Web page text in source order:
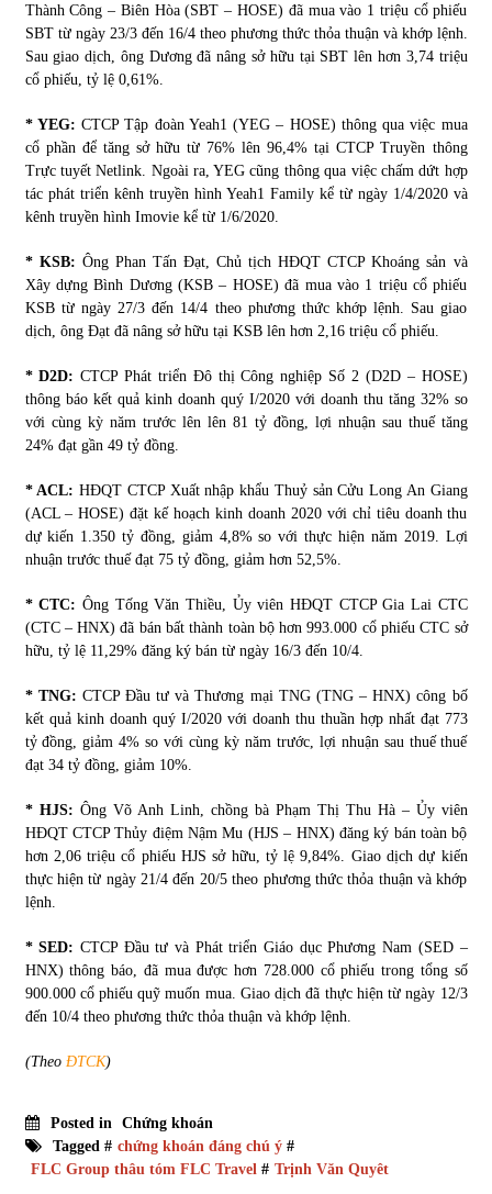
Thành Công – Biên Hòa (SBT – HOSE) đã mua vào 1 triệu cổ phiếu
SBT từ ngày 23/3 đến 16/4 theo phương thức thỏa thuận và khớp lệnh.
Sau giao dịch, ông Dương đã nâng sở hữu tại SBT lên hơn 3,74 triệu
cổ phiếu, tỷ lệ 0,61%.
* YEG: CTCP Tập đoàn Yeah1 (YEG – HOSE) thông qua việc mua
cổ phần để tăng sở hữu từ 76% lên 96,4% tại CTCP Truyền thông
Trực tuyết Netlink. Ngoài ra, YEG cũng thông qua việc chấm dứt hợp
tác phát triển kênh truyền hình Yeah1 Family kể từ ngày 1/4/2020 và
kênh truyền hình Imovie kể từ 1/6/2020.
* KSB: Ông Phan Tấn Đạt, Chủ tịch HĐQT CTCP Khoáng sản và
Xây dựng Bình Dương (KSB – HOSE) đã mua vào 1 triệu cổ phiếu
KSB từ ngày 27/3 đến 14/4 theo phương thức khớp lệnh. Sau giao
dịch, ông Đạt đã nâng sở hữu tại KSB lên hơn 2,16 triệu cổ phiếu.
* D2D:CTCP Phát triển Đô thị Công nghiệp Số 2 (D2D – HOSE)
thông báo kết quả kinh doanh quý I/2020 với doanh thu tăng 32% so
với cùng kỳ năm trước lên lên 81 tỷ đồng, lợi nhuận sau thuế tăng
24% đạt gần 49 tỷ đồng.
* ACL: HĐQT CTCP Xuất nhập khẩu Thuỷ sản Cửu Long An Giang
(ACL – HOSE) đặt kế hoạch kinh doanh 2020 với chỉ tiêu doanh thu
dự kiến 1.350 tỷ đồng, giảm 4,8% so với thực hiện năm 2019. Lợi
nhuận trước thuế đạt 75 tỷ đồng, giảm hơn 52,5%.
* CTC: Ông Tống Văn Thiều, Ủy viên HĐQT CTCP Gia Lai CTC
(CTC – HNX) đã bán bất thành toàn bộ hơn 993.000 cổ phiếu CTC sở
hữu, tỷ lệ 11,29% đăng ký bán từ ngày 16/3 đến 10/4.
* TNG: CTCP Đầu tư và Thương mại TNG (TNG – HNX) công bố
kết quả kinh doanh quý I/2020 với doanh thu thuần hợp nhất đạt 773
tỷ đồng, giảm 4% so với cùng kỳ năm trước, lợi nhuận sau thuế thuế
đạt 34 tỷ đồng, giảm 10%.
* HJS: Ông Võ Anh Linh, chồng bà Phạm Thị Thu Hà – Ủy viên
HĐQT CTCP Thủy điệm Nậm Mu (HJS – HNX) đăng ký bán toàn bộ
hơn 2,06 triệu cổ phiếu HJS sở hữu, tỷ lệ 9,84%. Giao dịch dự kiến
thực hiện từ ngày 21/4 đến 20/5 theo phương thức thỏa thuận và khớp
lệnh.
* SED: CTCP Đầu tư và Phát triển Giáo dục Phương Nam (SED –
HNX) thông báo, đã mua được hơn 728.000 cổ phiếu trong tổng số
900.000 cổ phiếu quỹ muốn mua. Giao dịch đã thực hiện từ ngày 12/3
đến 10/4 theo phương thức thỏa thuận và khớp lệnh.
(Theo ĐTCK)
Posted in
Chứng khoán
Tagged # chứng khoán đáng chú ý#
FLC Group thâu tóm FLC Travel # Trịnh Văn Quyêt